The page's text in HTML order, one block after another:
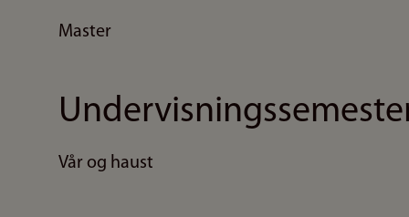
Master
Vår og haust